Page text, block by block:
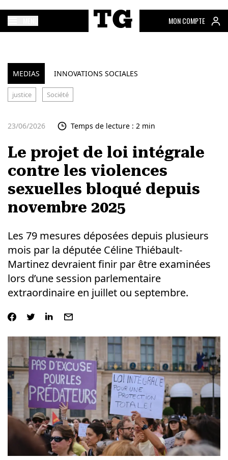
MON COMPTE
MEDIAS INNOVATIONS SOCIALES
justice Société
23/06/2026 Temps de lecture : 2 min
Le projet de loi intégrale
contre les violences
sexuelles bloqué depuis
novembre 2025
Les 79 mesures déposées depuis plusieurs
mois par la députée Céline Thiébault-
Martinez devraient finir par être examinées
lors d’une session parlementaire
extraordinaire en juillet ou septembre.